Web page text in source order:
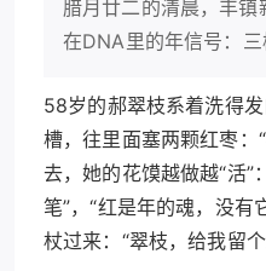
腊月廿二的清晨，丰
在DNA里的年信号：三
58岁的郝翠枝系着洗得
槽，往里面塞两颗红枣：
去，她的花馍越做越“活
笔”，“红是年的魂，没
杖过来：“翠枝，给我留